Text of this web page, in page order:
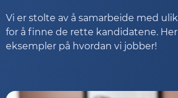
Vi er stolte av å samarbeide med
for å finne de rette kandidatene.
eksempler på hvordan vi jobber!